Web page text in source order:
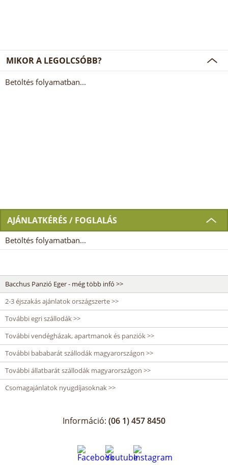
MIKOR A LEGOLCSÓBB?
Betöltés folyamatban...
AJÁNLATKÉRÉS / FOGLALÁS
Betöltés folyamatban...
Bacchus Panzió Eger - még több infó >>
2-3 éjszakás ajánlatok országszerte >>
További egri szállodák >>
További vendégházak, apartmanok és panziók >>
További bababarát szállodák magyarországon >>
További állatbarát szállodák magyarországon >>
Csomagajánlatok nyugdíjasoknak >>
Információ: (06 1) 457 8450